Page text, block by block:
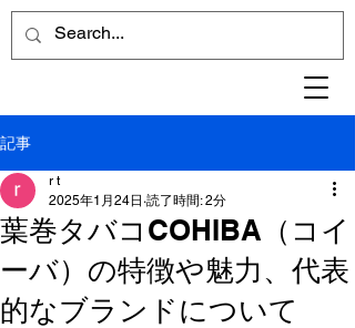
記事
葉巻タバコCOHIBA（コイ
ーバ）の特徴や魅力、代表
的なブランドについて
r t
2025年1月24日 読了時間: 2分